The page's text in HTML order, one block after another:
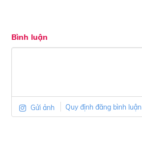
Bình luận
Gửi ảnh Quy định đăng bình luận